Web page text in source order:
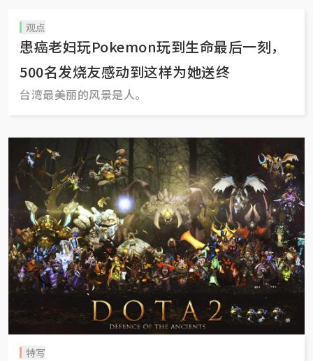
观点
患癌老妇玩Pokemon玩到生命最后一刻，
500名发烧友感动到这样为她送终
台湾最美丽的风景是人。
特写